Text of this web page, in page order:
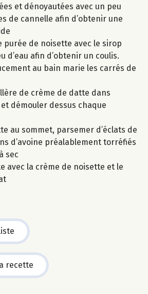
et dénoyautées avec un peu
de cannelle afin d’obtenir une
purée de noisette avec le sirop
d’eau afin d’obtenir un coulis.
au bain marie les carrés de
de crème de datte dans
démouler dessus chaque
au sommet, parsemer d’éclats de
d’avoine préalablement torréfiés
sec
avec la crème de noisette et le
recette